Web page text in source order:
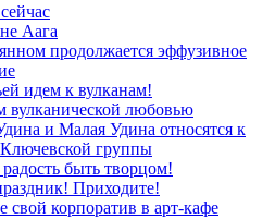
Аага
продолжается эффузивное
идем к вулканам!
вулканической любовью
и Малая Удина относятся к
группы
быть творцом!
Приходите!
свой корпоратив в арт-кафе